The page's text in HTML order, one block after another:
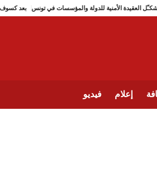
تشكـّل العقيدة الأمنية للدولة والمؤسسات في تونس
إعلام فيديو